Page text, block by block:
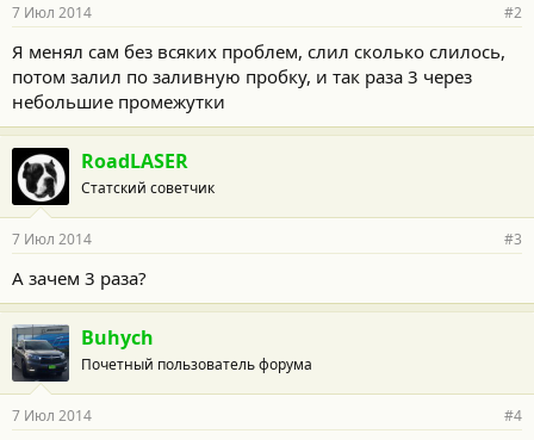
н
с
т
и
7 Июл 2014 #2
Я менял сам без всяких проблем, слил сколько слилось,
потом залил по заливную пробку, и так раза 3 через
небольшие промежутки
RoadLASER
Статский советчик
7 Июл 2014 #3
А зачем 3 раза?
Buhych
Почетный пользователь форума
7 Июл 2014 #4